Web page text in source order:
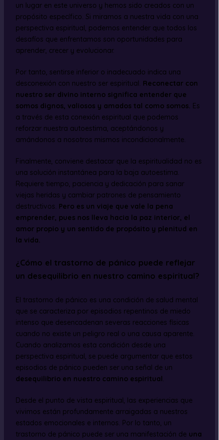
un lugar en este universo y hemos sido creados con un
propósito específico. Si miramos a nuestra vida con una
perspectiva espiritual, podemos entender que todos los
desafíos que enfrentamos son oportunidades para
aprender, crecer y evolucionar.
Por tanto, sentirse inferior o inadecuado indica una
desconexión con nuestro ser espiritual. Reconectar con
nuestro ser divino interno significa entender que
somos dignos, valiosos y amados tal como somos. Es
a través de esta conexión espiritual que podemos
reforzar nuestra autoestima, aceptándonos y
amándonos a nosotros mismos incondicionalmente.
Finalmente, conviene destacar que la espiritualidad no es
una solución instantánea para la baja autoestima.
Requiere tiempo, paciencia y dedicación para sanar
viejas heridas y cambiar patrones de pensamiento
destructivos. Pero es un viaje que vale la pena
emprender, pues nos lleva hacia la paz interior, el
amor propio y un sentido de propósito y plenitud en
la vida.
¿Cómo el trastorno de pánico puede reflejar
un desequilibrio en nuestro camino espiritual?
El trastorno de pánico es una condición de salud mental
que se caracteriza por episodios repentinos de miedo
intenso que desencadenan severas reacciones físicas
cuando no existe un peligro real o una causa aparente.
Cuando analizamos esta condición desde una
perspectiva espiritual, se puede argumentar que estos
episodios de pánico pueden ser una señal de un
desequilibrio en nuestro camino espiritual.
Desde el punto de vista espiritual, las experiencias que
vivimos están profundamente arraigadas a nuestros
estados emocionales e internos. Por lo tanto, un
trastorno de pánico puede ser una manifestación de una